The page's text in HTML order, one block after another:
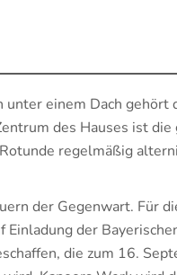
einem Dach gehört
des Hauses ist
regelmäßig
der Gegenwart. Für
der
die zum 16.